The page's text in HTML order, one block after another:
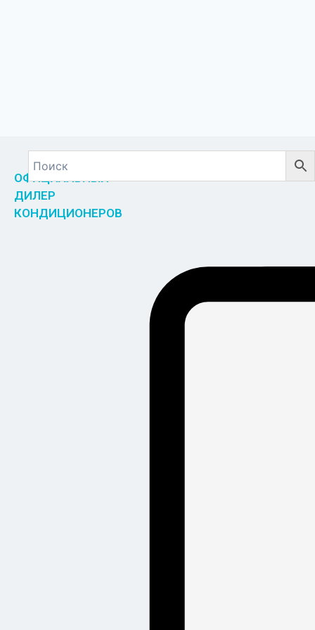
ОФИЦИАЛЬНЫЙ
ДИЛЕР
КОНДИЦИОНЕРОВ